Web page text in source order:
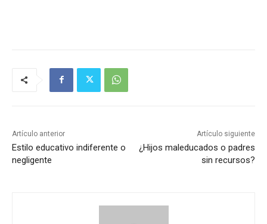
Artículo anterior
Estilo educativo indiferente o
negligente
Artículo siguiente
¿Hijos maleducados o padres
sin recursos?